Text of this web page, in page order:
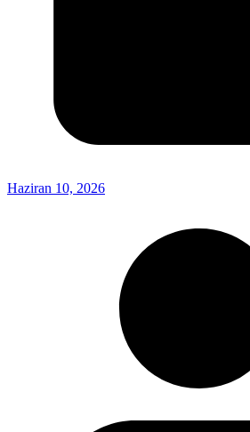
Haziran 10, 2026